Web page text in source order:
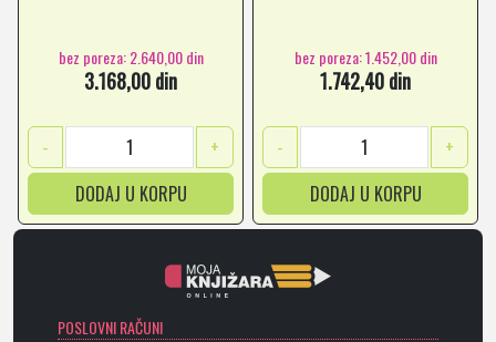
bez poreza: 2.640,00 din
3.168,00 din
-
+
DODAJ U KORPU
bez poreza: 1.452,00 din
1.742,40 din
-
+
DODAJ U KORPU
POSLOVNI RAČUNI